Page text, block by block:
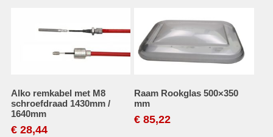
Alko remkabel met M8
schroefdraad 1430mm /
1640mm
€ 28,44
Raam Rookglas 500×350
mm
€ 85,22